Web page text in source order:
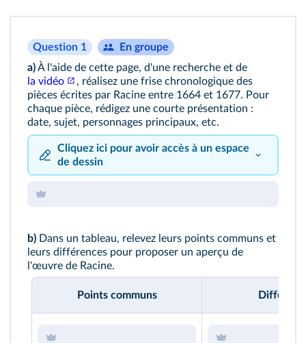
Question 1
En groupe
a)À l'aide de cette page, d'une recherche et de
la vidéo
, réalisez une frise chronologique des
pièces écrites par Racine entre 1664 et 1677. Pour
chaque pièce, rédigez une courte présentation :
date, sujet, personnages principaux, etc.
Cliquez ici pour avoir accès à un espace
de dessin
b) Dans un tableau, relevez leurs points communs et
leurs différences pour proposer un aperçu de
l'œuvre de Racine.
Points communs